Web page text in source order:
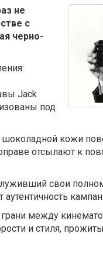
не
с
черно-
Jack
под
шоколадной кожи
отсылают к
свои
между
и стиля,